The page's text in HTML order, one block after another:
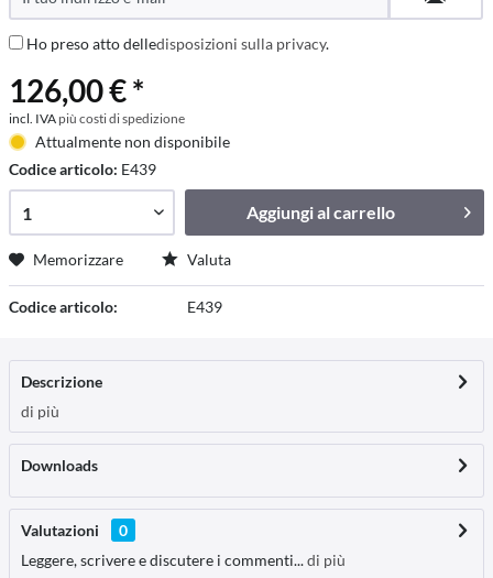
Ho preso atto delledisposizioni sulla privacy.
126,00 € *
incl. IVA più costi di spedizione
Attualmente non disponibile
Codice articolo: E439
Aggiungi alcarrello
Memorizzare Valuta
Codice articolo: E439
Descrizione
di più
Downloads
Valutazioni
0
Leggere, scrivere e discutere i commenti...di più